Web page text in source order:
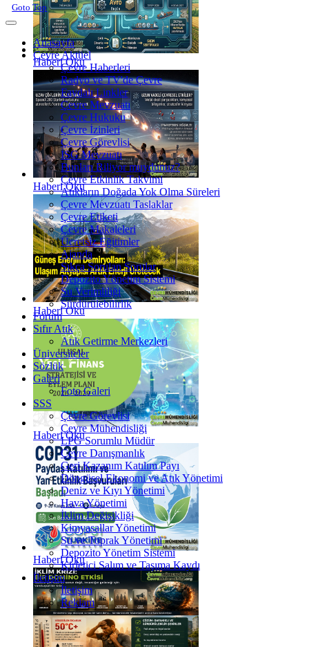
Haberi Oku
Haberi Oku
Haberi Oku
Haberi Oku
Haberi Oku
Goto Top
Anasayfa
Çevre Aktüel
Çevre Haberleri
Radyo ve TV'de Çevre
Faydalı Linkler
Çevre Mevzuatı
Çevre Hukuku
Çevre İzinleri
Çevre Görevlisi
İSG Mevzuatı
Bunları Biliyor muydunuz?
Çevre Etkinlik Takvimi
Atıkların Doğada Yok Olma Süreleri
Çevre Mevzuatı Taslaklar
Çevre Etiketi
Çevre Makaleleri
Ücretsiz Eğitimler
Ajanda
Sıkça Sorulan Sorular
Depozito Yönetim Sistemi
Su Verimliliği
Sürdürülebilirlik
Forum
Sıfır Atık
Atık Getirme Merkezleri
Üniversiteler
Sözlük
Galeri
Foto Galeri
SSS
Çevre Görevlisi
Çevre Mühendisliği
LPG Sorumlu Müdür
Çevre Danışmanlık
Geri Kazanım Katılım Payı
Döngüsel Ekonomi ve Atık Yönetimi
Deniz ve Kıyı Yönetimi
Hava Yönetimi
İklim Değişikliği
Kimyasallar Yönetimi
Su ve Toprak Yönetimi
Depozito Yönetim Sistemi
Kirletici Salım ve Taşıma Kaydı
İletişim
İletişim
Reklam